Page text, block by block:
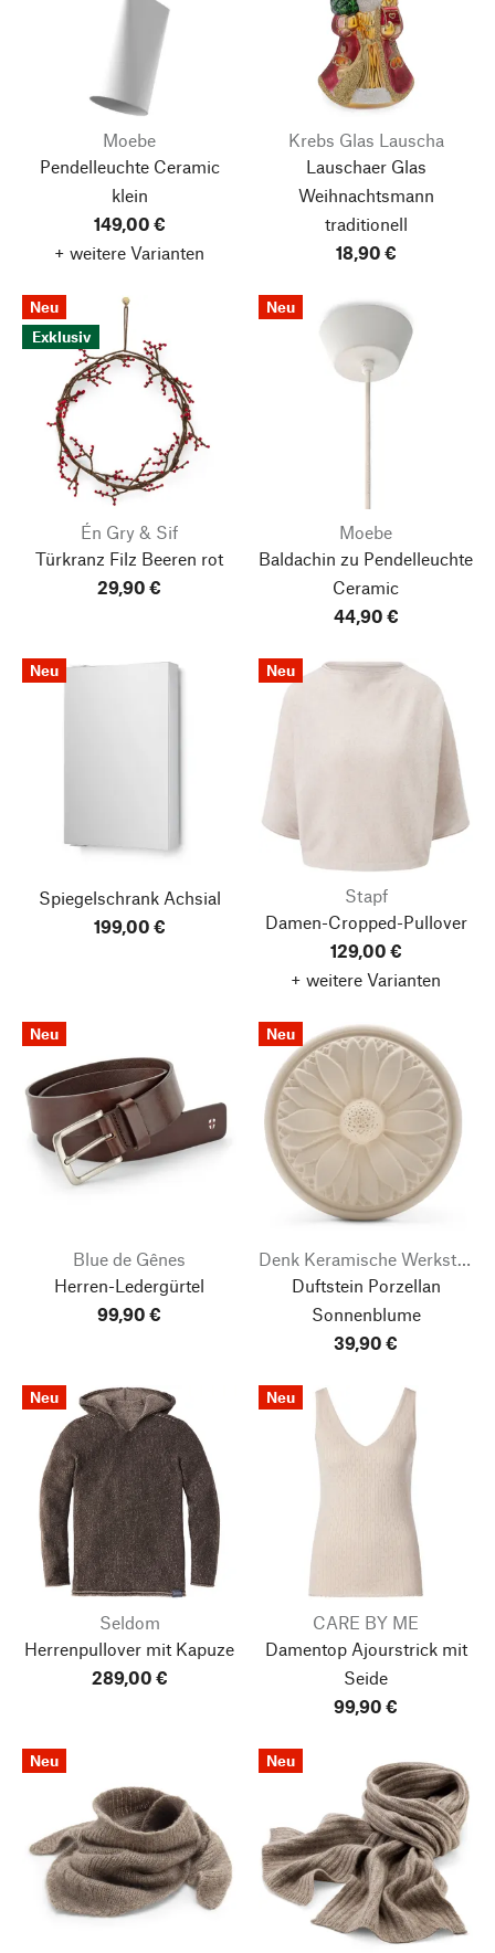
Moebe
Pendelleuchte Ceramic
klein
149,00 €
+ weitere Varianten
Krebs Glas Lauscha
Lauschaer Glas
Weihnachtsmann
traditionell
18,90 €
Neu
Exklusiv
Én Gry & Sif
Türkranz Filz Beeren rot
29,90 €
Neu
Moebe
Baldachin zu Pendelleuchte
Ceramic
44,90 €
Neu
Spiegelschrank Achsial
199,00 €
Neu
Stapf
Damen-Cropped-Pullover
129,00 €
+ weitere Varianten
Neu
Blue de Gênes
Herren-Ledergürtel
99,90 €
Neu
Denk Keramische Werkstätten
Duftstein Porzellan
Sonnenblume
39,90 €
Neu
Seldom
Herrenpullover mit Kapuze
289,00 €
Neu
CARE BY ME
Damentop Ajourstrick mit
Seide
99,90 €
Neu Neu